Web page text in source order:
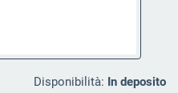
Disponibilità: In deposito